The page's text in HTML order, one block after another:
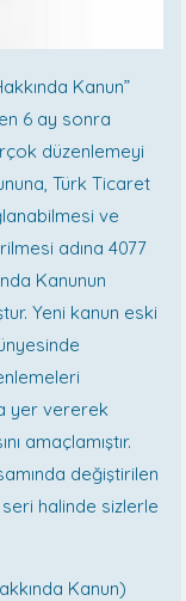
Kanun”
6 ay sonra
düzenlemeyi
Türk Ticaret
ve
adına 4077
Kanunun
Yeni kanun eski
yer vererek
amaçlamıştır.
değiştirilen
halinde sizlerle
Kanun)